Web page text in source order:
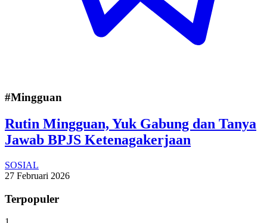
#Mingguan
Rutin Mingguan, Yuk Gabung dan Tanya
Jawab BPJS Ketenagakerjaan
SOSIAL
27 Februari 2026
Terpopuler